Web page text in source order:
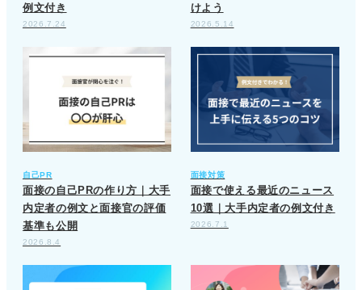
例文付き
2026.7.24
けよう
2026.5.14
自己PR
面接の自己PRの作り方｜大手
内定者の例文と面接官の評価
基準も公開
2026.8.4
面接対策
面接で使える最近のニュース
10選｜大手内定者の例文付き
2026.7.1